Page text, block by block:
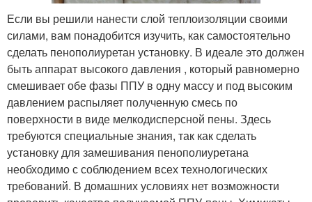
Если вы решили нанести слой теплоизоляции своими
силами, вам понадобится изучить, как самостоятельно
сделать пенополиуретан установку. В идеале это должен
быть аппарат высокого давления , который равномерно
смешивает обе фазы ППУ в одну массу и под высоким
давлением распыляет полученную смесь по
поверхности в виде мелкодисперсной пены. Здесь
требуются специальные знания, так как сделать
установку для замешивания пенополиуретана
необходимо с соблюдением всех технологических
требований. В домашних условиях нет возможности